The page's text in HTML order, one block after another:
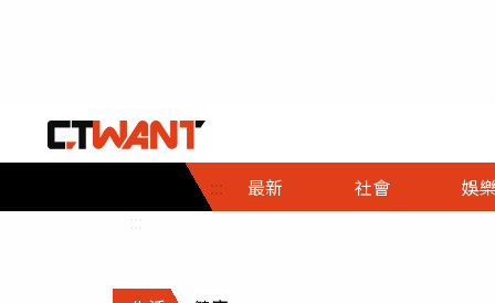
::: 最新 社會
社會首頁
時事
調查
娛樂
娛樂首頁
即時
財經首頁
熱線
政